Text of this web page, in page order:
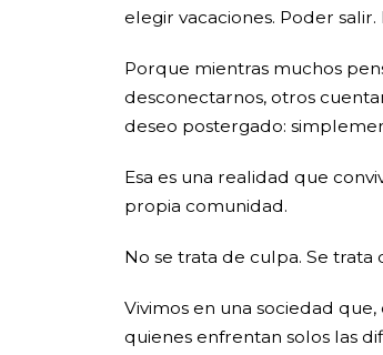
elegir vacaciones. Poder
Porque mientras muchos
desconectarnos, otros
deseo postergado:
Esa es una realidad que
propia comunidad.
No se trata de culpa. Se trata
Vivimos en una sociedad
quienes enfrentan solos las